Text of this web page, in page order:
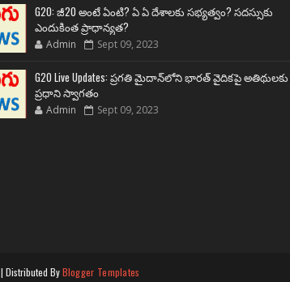
G20: జీ20 అంటే ఏంటి? ఏ ఏ దేశాలకు సభ్యత్వం? సదస్సుకు
ఎందుకింత ప్రాధాన్యత?
Admin Sept 09, 2023
G20 Live Updates: ప్రగతి మైదాన్‌లోని భారత్ వైదికపై అతిథులకు
ప్రధాని స్వాగతం
Admin Sept 09, 2023
| Distributed ByBlogger Templates